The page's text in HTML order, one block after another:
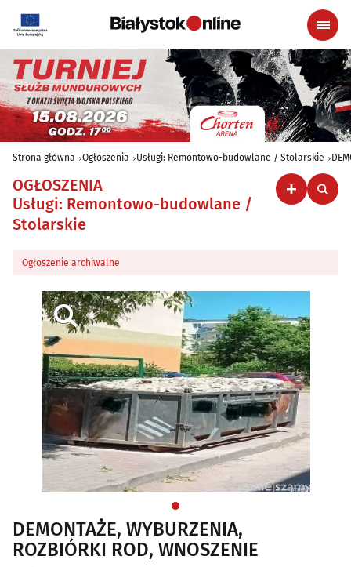
Strona główna Ogłoszenia Usługi: Remontowo-budowlane / Stolarskie
OGŁOSZENIA
Usługi: Remontowo-budowlane /
Stolarskie
Ogłoszenie archiwalne
DEMONTAŻE, WYBURZENIA,
ROZBIÓRKI ROD, WNOSZENIE